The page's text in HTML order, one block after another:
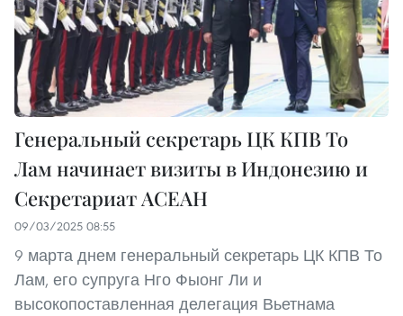
Генеральный секретарь ЦК КПВ То
Лам начинает визиты в Индонезию и
Секретариат АСЕАН
09/03/2025 08:55
9 марта днем генеральный секретарь ЦК КПВ То
Лам, его супруга Нго Фыонг Ли и
высокопоставленная делегация Вьетнама